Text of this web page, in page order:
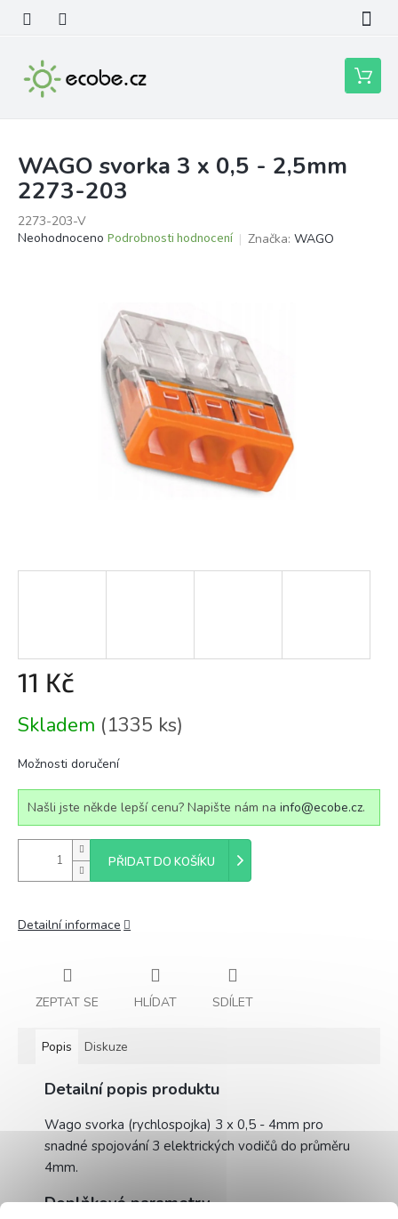
obsah
Nákupní
košík
WAGO svorka 3 x 0,5 - 2,5mm
2273-203
2273-203-V
Průměrné
Neohodnoceno Podrobnosti hodnocení Značka: WAGO
11 Kč
cena:
Skladem (1335 ks)
Možnosti doručení
Našli jste někde lepší cenu? Napište nám na info@ecobe.cz.
PŘIDAT DO KOŠÍKU
Detailní informace
ZEPTAT SE HLÍDAT SDÍLET
Popis Diskuze
Detailní popis produktu
Wago svorka (rychlospojka) 3 x 0,5 - 4mm pro
snadné spojování 3 elektrických vodičů do průměru
4mm.
Doplňkové parametry